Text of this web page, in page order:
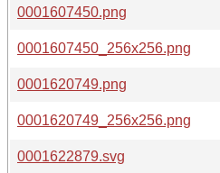
0001607450.png
0001607450_256x256.png
0001620749.png
0001620749_256x256.png
0001622879.svg